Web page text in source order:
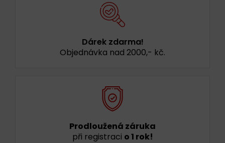
Dárek zdarma!
Objednávka nad 2000,- kč.
Prodloužená záruka
při registraci o 1 rok!